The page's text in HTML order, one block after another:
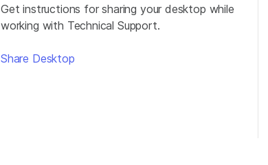
Get instructions for sharing your desktop while
working with Technical Support.
Share Desktop